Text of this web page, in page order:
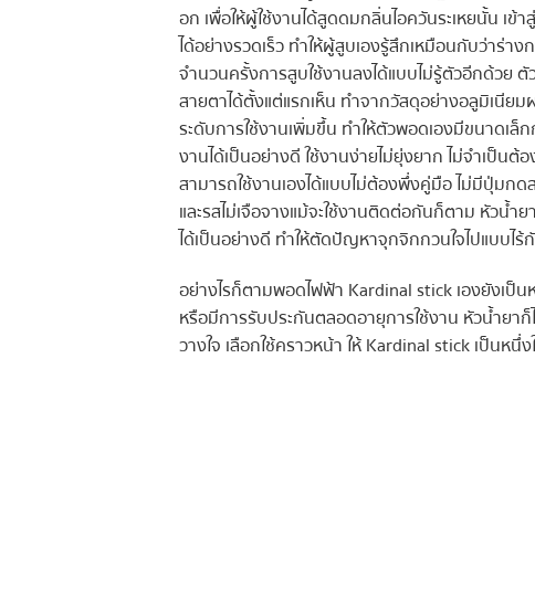
อก เพื่อให้ผู้ใช้งานได้สูดดมกลิ่นไอควันระเหยนั้น เข้
ได้อย่างรวดเร็ว ทำให้ผู้สูบเองรู้สึกเหมือนกับว่าร่า
จำนวนครั้งการสูบใช้งานลงได้แบบไม่รู้ตัวอีกด้วย
สายตาได้ตั้งแต่แรกเห็น ทำจากวัสดุอย่างอลูมิเนีย
ระดับการใช้งานเพิ่มขึ้น ทำให้ตัวพอดเองมีขนาดเ
งานได้เป็นอย่างดี ใช้งานง่ายไม่ยุ่งยาก ไม่จำเป็น
สามารถใช้งานเองได้แบบไม่ต้องพึ่งคู่มือ ไม่มีปุ่มก
และรสไม่เจือจางแม้จะใช้งานติดต่อกันก็ตาม หัว
ได้เป็นอย่างดี ทำให้ตัดปัญหาจุกจิกกวนใจไปแบบไร้
อย่างไรก็ตามพอดไฟฟ้า Kardinal stick เองยังเ
หรือมีการรับประกันตลอดอายุการใช้งาน หัวน้ำย
วางใจ เลือกใช้คราวหน้า ให้ Kardinal stick เป็น